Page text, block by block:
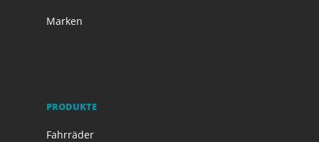
Marken
PRODUKTE
Fahrräder